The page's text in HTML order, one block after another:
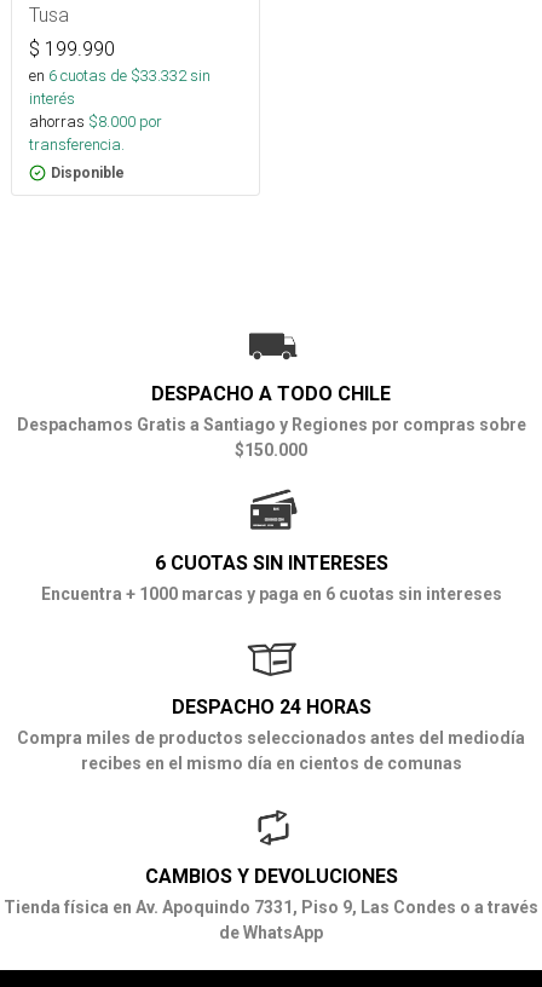
Tusa
$ 199.990
en 6cuotas de $33.332sin
interés
ahorras $8.000 por
transferencia.
Disponible
DESPACHO A TODO CHILE
Despachamos Gratis a Santiago y Regiones por compras sobre
$150.000
6 CUOTAS SIN INTERESES
Encuentra + 1000 marcas y paga en 6 cuotas sin intereses
DESPACHO 24 HORAS
Compra miles de productos seleccionados antes del mediodía
recibes en el mismo día en cientos de comunas
CAMBIOS Y DEVOLUCIONES
Tienda física en Av. Apoquindo 7331, Piso 9, Las Condes o a través
de WhatsApp